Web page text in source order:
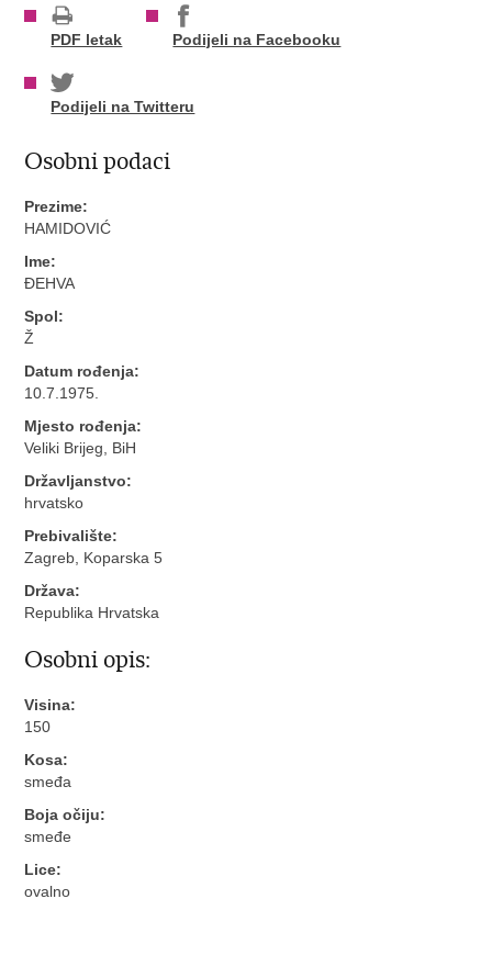
PDF letak Podijeli na Facebooku
Podijeli na Twitteru
Osobni podaci
Prezime:
HAMIDOVIĆ
Ime:
ĐEHVA
Spol:
Ž
Datum rođenja:
10.7.1975.
Mjesto rođenja:
Veliki Brijeg, BiH
Državljanstvo:
hrvatsko
Prebivalište:
Zagreb, Koparska 5
Država:
Republika Hrvatska
Osobni opis:
Visina:
150
Kosa:
smeđa
Boja očiju:
smeđe
Lice:
ovalno